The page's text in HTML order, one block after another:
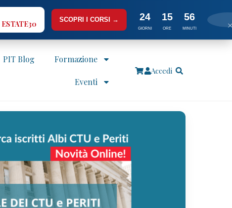
ESTATE30 SCOPRI I CORSI → 24
GIORNI
15
ORE
55
MINUTI ×
PIT Blog Formazione
Eventi
Accedi